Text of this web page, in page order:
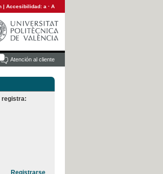
| Accesibilidad: a · A
Atención al cliente
registra: